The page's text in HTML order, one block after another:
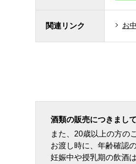
関連リンク お
酒類の販売につきまし
また、20歳以上の方の
お渡し時に、年齢確認
妊娠中や授乳期の飲酒